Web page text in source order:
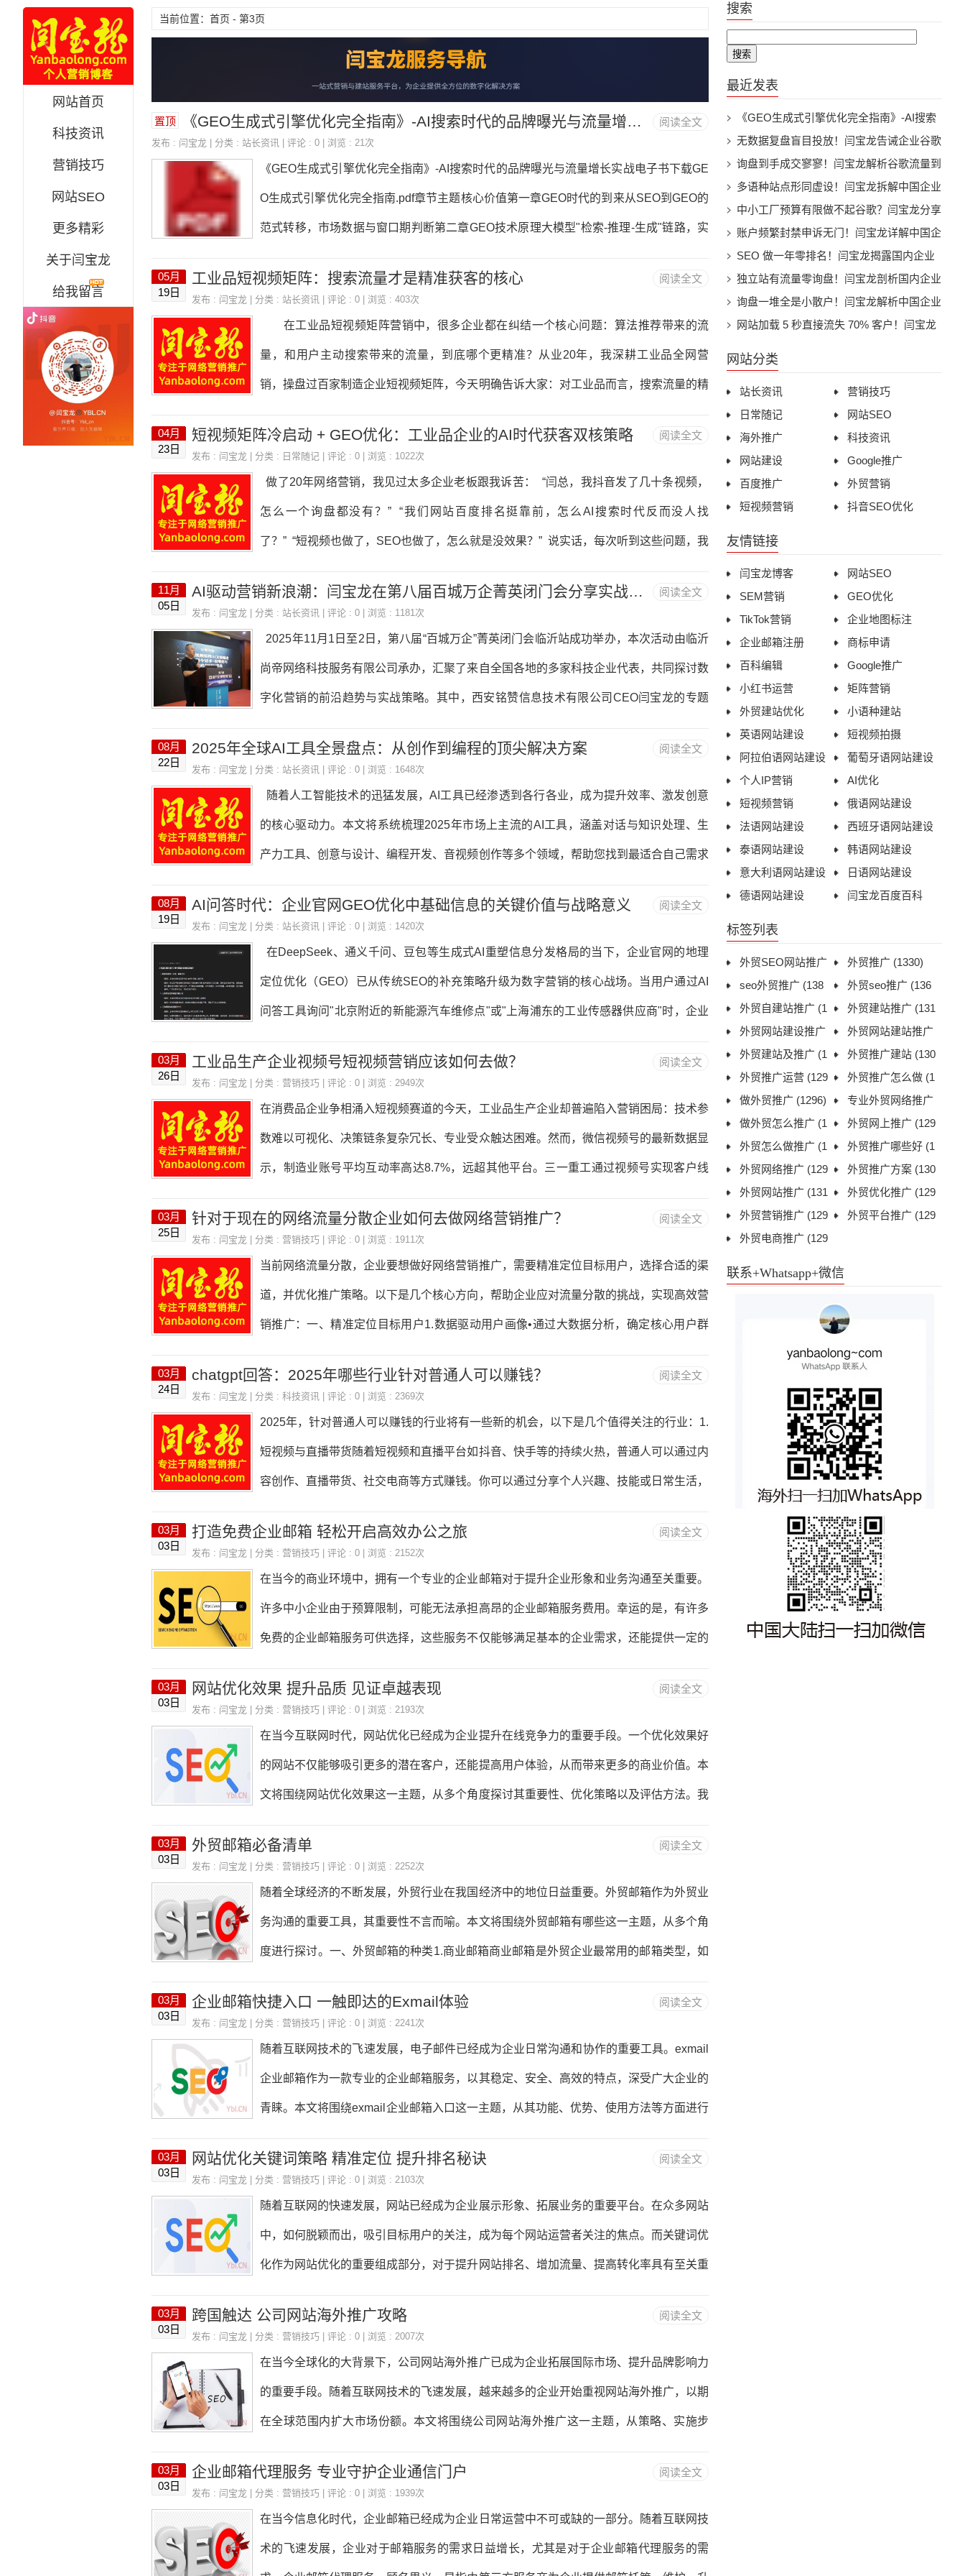
网站首页
科技资讯
营销技巧
网站SEO
更多精彩
关于闫宝龙
给我留言
当前位置：首页 - 第3页
阅读全文
置顶 《GEO生成式引擎优化完全指南》-AI搜索时代的品牌曝光与流量增长实战电子书下载
发布 : 闫宝龙 | 分类 : 站长资讯 | 评论 : 0 | 浏览 : 21次
《GEO生成式引擎优化完全指南》-AI搜索时代的品牌曝光与流量增长实战电子书下载GE
O生成式引擎优化完全指南.pdf章节主题核心价值第一章GEO时代的到来从SEO到GEO的
范式转移，市场数据与窗口期判断第二章GEO技术原理大模型"检索-推理-生成"链路，实
内容矩阵第四章结构化数据与SchemaJSON-LD实战部署，8大核心Schema类型详解第
阅读全文
05月
19日
工业品短视频矩阵：搜索流量才是精准获客的核心
发布 : 闫宝龙 | 分类 : 站长资讯 | 评论 : 0 | 浏览 : 403次
在工业品短视频矩阵营销中，很多企业都在纠结一个核心问题：算法推荐带来的流
量，和用户主动搜索带来的流量，到底哪个更精准？从业20年，我深耕工业品全网营
销，操盘过百家制造企业短视频矩阵，今天明确告诉大家：对工业品而言，搜索流量的精
逻辑，这是判断精准度的根本。推荐流量是算法被动推送，用户刷视频时偶然看到，本质
阅读全文
04月
23日
短视频矩阵冷启动 + GEO优化：工业品企业的AI时代获客双核策略
发布 : 闫宝龙 | 分类 : 日常随记 | 评论 : 0 | 浏览 : 1022次
做了20年网络营销，我见过太多企业老板跟我诉苦： “闫总，我抖音发了几十条视频，
怎么一个询盘都没有？” “我们网站百度排名挺靠前，怎么AI搜索时代反而没人找
了？” “短视频也做了，SEO也做了，怎么就是没效果？” 说实话，每次听到这些问题，我
实战经验，跟大家聊聊短视频矩阵冷启动和GEO优化这两把利剑，如何帮助工业品企业
阅读全文
11月
05日
AI驱动营销新浪潮：闫宝龙在第八届百城万企菁英闭门会分享实战干货
发布 : 闫宝龙 | 分类 : 站长资讯 | 评论 : 0 | 浏览 : 1181次
2025年11月1日至2日，第八届“百城万企”菁英闭门会临沂站成功举办，本次活动由临沂
尚帝网络科技服务有限公司承办，汇聚了来自全国各地的多家科技企业代表，共同探讨数
字化营销的前沿趋势与实战策略。其中，西安铭赞信息技术有限公司CEO闫宝龙的专题
深耕网络营销多年的实战专家，闫宝龙以《AI赋能与地域化营销突破》为主题，系统分享
阅读全文
08月
22日
2025年全球AI工具全景盘点：从创作到编程的顶尖解决方案
发布 : 闫宝龙 | 分类 : 站长资讯 | 评论 : 0 | 浏览 : 1648次
随着人工智能技术的迅猛发展，AI工具已经渗透到各行各业，成为提升效率、激发创意
的核心驱动力。本文将系统梳理2025年市场上主流的AI工具，涵盖对话与知识处理、生
产力工具、创意与设计、编程开发、音视频创作等多个领域，帮助您找到最适合自己需求
核心竞争力。对话与知识处理类AI工具能够帮助用户快速解答问题、分析文档并生成专业
阅读全文
08月
19日
AI问答时代：企业官网GEO优化中基础信息的关键价值与战略意义
发布 : 闫宝龙 | 分类 : 站长资讯 | 评论 : 0 | 浏览 : 1420次
在DeepSeek、通义千问、豆包等生成式AI重塑信息分发格局的当下，企业官网的地理
定位优化（GEO）已从传统SEO的补充策略升级为数字营销的核心战场。当用户通过AI
问答工具询问"北京附近的新能源汽车维修点"或"上海浦东的工业传感器供应商"时，企业
的关键变量。这场静默的流量争夺战中，基础信息的完整性、结构化程度与动态更新能
阅读全文
03月
26日
工业品生产企业视频号短视频营销应该如何去做？
发布 : 闫宝龙 | 分类 : 营销技巧 | 评论 : 0 | 浏览 : 2949次
在消费品企业争相涌入短视频赛道的今天，工业品生产企业却普遍陷入营销困局：技术参
数难以可视化、决策链条复杂冗长、专业受众触达困难。然而，微信视频号的最新数据显
示，制造业账号平均互动率高达8.7%，远超其他平台。三一重工通过视频号实现客户线
性。一、工业品视频号定位铁三角用户心智锚点决策者画像：58%的工业采购决策者每日
阅读全文
03月
25日
针对于现在的网络流量分散企业如何去做网络营销推广？
发布 : 闫宝龙 | 分类 : 营销技巧 | 评论 : 0 | 浏览 : 1911次
当前网络流量分散，企业要想做好网络营销推广，需要精准定位目标用户，选择合适的渠
道，并优化推广策略。以下是几个核心方向，帮助企业应对流量分散的挑战，实现高效营
销推广：一、精准定位目标用户1.数据驱动用户画像•通过大数据分析，确定核心用户群
性化营销•结合AI推荐算法，根据用户行为数据，推送个性化内容（比如电商的千人千面
阅读全文
03月
24日
chatgpt回答：2025年哪些行业针对普通人可以赚钱？
发布 : 闫宝龙 | 分类 : 科技资讯 | 评论 : 0 | 浏览 : 2369次
2025年，针对普通人可以赚钱的行业将有一些新的机会，以下是几个值得关注的行业：1.
短视频与直播带货随着短视频和直播平台如抖音、快手等的持续火热，普通人可以通过内
容创作、直播带货、社交电商等方式赚钱。你可以通过分享个人兴趣、技能或日常生活，
无论是写作、视频制作还是音频内容，互联网平台提供了大量的内容创作机会。普通人可
阅读全文
03月
03日
打造免费企业邮箱 轻松开启高效办公之旅
发布 : 闫宝龙 | 分类 : 营销技巧 | 评论 : 0 | 浏览 : 2152次
在当今的商业环境中，拥有一个专业的企业邮箱对于提升企业形象和业务沟通至关重要。
许多中小企业由于预算限制，可能无法承担高昂的企业邮箱服务费用。幸运的是，有许多
免费的企业邮箱服务可供选择，这些服务不仅能够满足基本的企业需求，还能提供一定的
的免费企业邮箱服务。我们需要明确什么是免费的企业邮箱。免费企业邮箱通常由第三方
阅读全文
03月
03日
网站优化效果 提升品质 见证卓越表现
发布 : 闫宝龙 | 分类 : 营销技巧 | 评论 : 0 | 浏览 : 2193次
在当今互联网时代，网站优化已经成为企业提升在线竞争力的重要手段。一个优化效果好
的网站不仅能够吸引更多的潜在客户，还能提高用户体验，从而带来更多的商业价值。本
文将围绕网站优化效果这一主题，从多个角度探讨其重要性、优化策略以及评估方法。我
列技术和策略，提高网站在搜索引擎中的排名，从而增加网站流量和曝光度。一个优化效
阅读全文
03月
03日
外贸邮箱必备清单
发布 : 闫宝龙 | 分类 : 营销技巧 | 评论 : 0 | 浏览 : 2252次
随着全球经济的不断发展，外贸行业在我国经济中的地位日益重要。外贸邮箱作为外贸业
务沟通的重要工具，其重要性不言而喻。本文将围绕外贸邮箱有哪些这一主题，从多个角
度进行探讨。一、外贸邮箱的种类1.商业邮箱商业邮箱是外贸企业最常用的邮箱类型，如
足外贸企业日常沟通的需求。2.专业外贸邮箱专业外贸邮箱是针对外贸行业特点设计的邮
阅读全文
03月
03日
企业邮箱快捷入口 一触即达的Exmail体验
发布 : 闫宝龙 | 分类 : 营销技巧 | 评论 : 0 | 浏览 : 2241次
随着互联网技术的飞速发展，电子邮件已经成为企业日常沟通和协作的重要工具。exmail
企业邮箱作为一款专业的企业邮箱服务，以其稳定、安全、高效的特点，深受广大企业的
青睐。本文将围绕exmail企业邮箱入口这一主题，从其功能、优势、使用方法等方面进行
ail企业邮箱入口是企业员工访问和管理企业邮箱的入口，用户可以通过网页版、客户端等
阅读全文
03月
03日
网站优化关键词策略 精准定位 提升排名秘诀
发布 : 闫宝龙 | 分类 : 营销技巧 | 评论 : 0 | 浏览 : 2103次
随着互联网的快速发展，网站已经成为企业展示形象、拓展业务的重要平台。在众多网站
中，如何脱颖而出，吸引目标用户的关注，成为每个网站运营者关注的焦点。而关键词优
化作为网站优化的重要组成部分，对于提升网站排名、增加流量、提高转化率具有至关重
化策略等方面进行深入探讨。一、关键词选择1.1确定目标用户在进行关键词选择之前，
阅读全文
03月
03日
跨国触达 公司网站海外推广攻略
发布 : 闫宝龙 | 分类 : 营销技巧 | 评论 : 0 | 浏览 : 2007次
在当今全球化的大背景下，公司网站海外推广已成为企业拓展国际市场、提升品牌影响力
的重要手段。随着互联网技术的飞速发展，越来越多的企业开始重视网站海外推广，以期
在全球范围内扩大市场份额。本文将围绕公司网站海外推广这一主题，从策略、实施步
额：通过网站海外推广，企业可以将产品或服务信息传递给全球范围内的潜在客户，从而
阅读全文
03月
03日
企业邮箱代理服务 专业守护企业通信门户
发布 : 闫宝龙 | 分类 : 营销技巧 | 评论 : 0 | 浏览 : 1939次
在当今信息化时代，企业邮箱已经成为企业日常运营中不可或缺的一部分。随着互联网技
术的飞速发展，企业对于邮箱服务的需求日益增长，尤其是对于企业邮箱代理服务的需
搜索
最近发表
《GEO生成式引擎优化完全指南》-AI搜索
时代的品牌曝光与流量增长实战电子书下载
无数据复盘盲目投放！闫宝龙告诫企业谷歌
营销缺乏数据体系注定持续亏损
询盘到手成交寥寥！闫宝龙解析谷歌流量到
订单全链路后端转化断层问题
多语种站点形同虚设！闫宝龙拆解中国企业
小语种谷歌营销本土化缺失痛点
中小工厂预算有限做不起谷歌？闫宝龙分享
低成本高 ROI 轻量化投放模型
账户频繁封禁申诉无门！闫宝龙详解中国企
业 Google 广告账户合规全套避坑指南
SEO 做一年零排名！闫宝龙揭露国内企业
谷歌内容运营四大致命误区
独立站有流量零询盘！闫宝龙剖析国内企业
落地页转化链路断裂核心解决方案
询盘一堆全是小散户！闫宝龙解析中国企业
Google 流量精准度失控核心根源
网站加载 5 秒直接流失 70% 客户！闫宝龙
网站分类
站长资讯
营销技巧
日常随记
网站SEO
海外推广
科技资讯
网站建设
Google推广
百度推广
外贸营销
短视频营销
抖音SEO优化
友情链接
闫宝龙博客
网站SEO
SEM营销
GEO优化
TikTok营销
企业地图标注
企业邮箱注册
商标申请
百科编辑
Google推广
小红书运营
矩阵营销
外贸建站优化
小语种建站
英语网站建设
短视频拍摄
阿拉伯语网站建设
葡萄牙语网站建设
个人IP营销
AI优化
短视频营销
俄语网站建设
法语网站建设
西班牙语网站建设
泰语网站建设
韩语网站建设
意大利语网站建设
日语网站建设
德语网站建设
闫宝龙百度百科
标签列表
外贸SEO网站推广
(1312)
外贸推广 (1330)
seo外贸推广 (138
1)
外贸seo推广 (136
9)
外贸自建站推广 (1
306)
外贸建站推广 (131
1)
外贸网站建设推广
(1306)
外贸网站建站推广
(1322)
外贸建站及推广 (1
311)
外贸推广建站 (130
6)
外贸推广运营 (129
9)
外贸推广怎么做 (1
296)
做外贸推广 (1296)
专业外贸网络推广
(1297)
做外贸怎么推广 (1
298)
外贸网上推广 (129
7)
外贸怎么做推广 (1
305)
外贸推广哪些好 (1
299)
外贸网络推广 (129
8)
外贸推广方案 (130
1)
外贸网站推广 (131
3)
外贸优化推广 (129
7)
外贸营销推广 (129
6)
外贸平台推广 (129
外贸电商推广 (129
联系+Whatsapp+微信